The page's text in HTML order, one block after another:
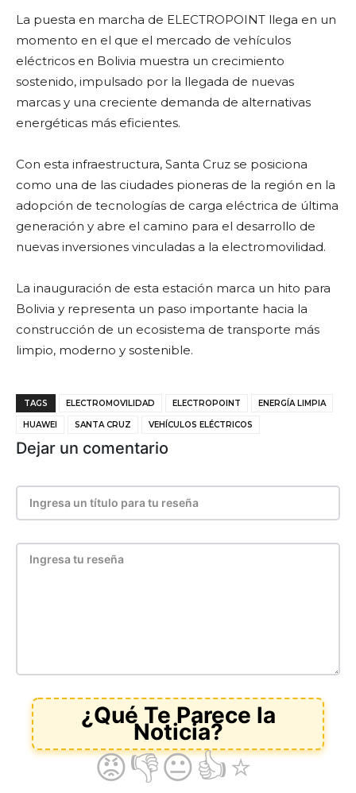
La puesta en marcha de ELECTROPOINT llega en un
momento en el que el mercado de vehículos
eléctricos en Bolivia muestra un crecimiento
sostenido, impulsado por la llegada de nuevas
marcas y una creciente demanda de alternativas
energéticas más eficientes.
Con esta infraestructura, Santa Cruz se posiciona
como una de las ciudades pioneras de la región en la
adopción de tecnologías de carga eléctrica de última
generación y abre el camino para el desarrollo de
nuevas inversiones vinculadas a la electromovilidad.
La inauguración de esta estación marca un hito para
Bolivia y representa un paso importante hacia la
construcción de un ecosistema de transporte más
limpio, moderno y sostenible.
TAGS ELECTROMOVILIDAD ELECTROPOINT ENERGÍA LIMPIA
HUAWEI SANTA CRUZ VEHÍCULOS ELÉCTRICOS
Dejar un comentario